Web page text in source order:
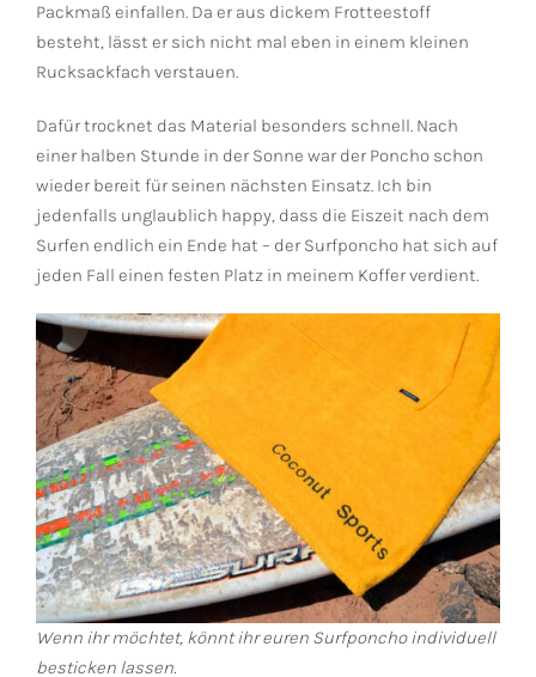
Packmaß einfallen. Da er aus dickem Frotteestoff
besteht, lässt er sich nicht mal eben in einem kleinen
Rucksackfach verstauen.
Dafür trocknet das Material besonders schnell. Nach
einer halben Stunde in der Sonne war der Poncho schon
wieder bereit für seinen nächsten Einsatz. Ich bin
jedenfalls unglaublich happy, dass die Eiszeit nach dem
Surfen endlich ein Ende hat – der Surfponcho hat sich auf
jeden Fall einen festen Platz in meinem Koffer verdient.
Wenn ihr möchtet, könnt ihr euren Surfponcho individuell
besticken lassen.